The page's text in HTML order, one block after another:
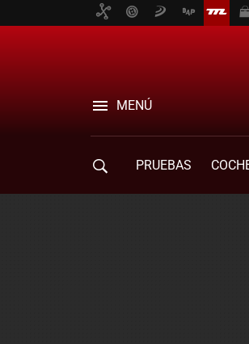
MENÚ
PRUEBAS